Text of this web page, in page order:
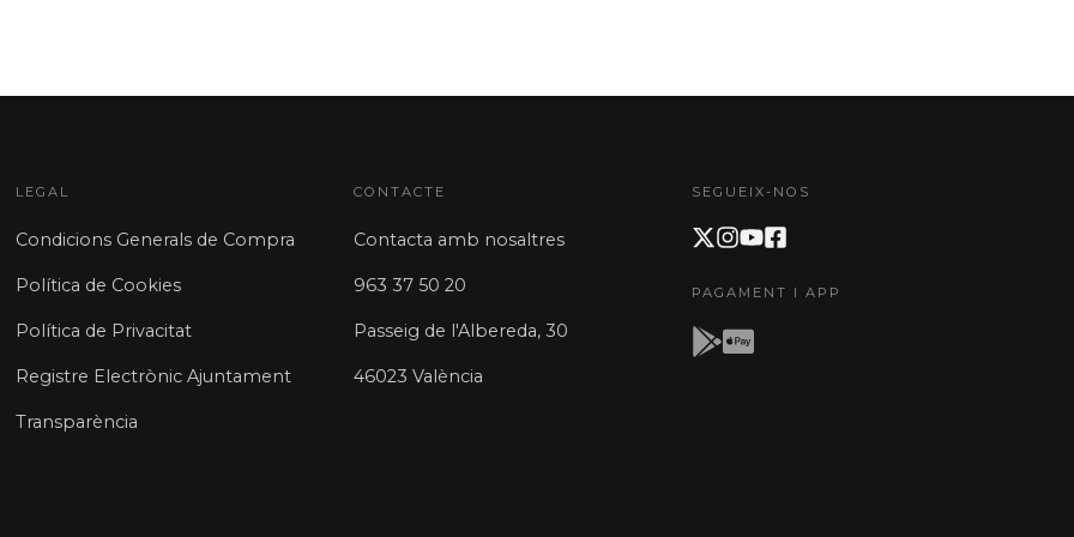
LEGAL
Condicions Generals de Compra
Política de Cookies
Política de Privacitat
Registre Electrònic Ajuntament
Transparència
CONTACTE
Contacta amb nosaltres
963 37 50 20
Passeig de l'Albereda, 30
46023 València
SEGUEIX-NOS
PAGAMENT I APP